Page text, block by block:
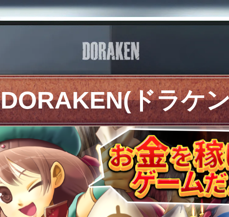
DORAKEN(ドラケ